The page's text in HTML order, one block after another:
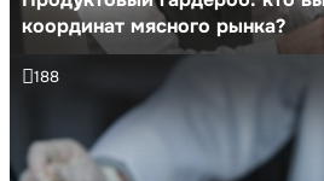
координат мясного рынка?
188